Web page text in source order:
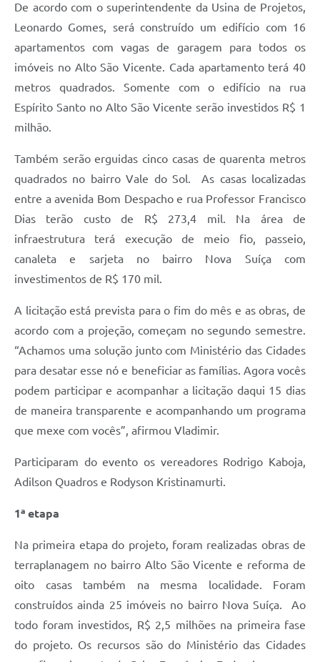
De acordo com o superintendente da Usina de Projetos,
Leonardo Gomes, será construído um edifício com 16
apartamentos com vagas de garagem para todos os
imóveis no Alto São Vicente. Cada apartamento terá 40
metros quadrados. Somente com o edifício na rua
Espírito Santo no Alto São Vicente serão investidos R$ 1
milhão.
Também serão erguidas cinco casas de quarenta metros
quadrados no bairro Vale do Sol. As casas localizadas
entre a avenida Bom Despacho e rua Professor Francisco
Dias terão custo de R$ 273,4 mil. Na área de
infraestrutura terá execução de meio fio, passeio,
canaleta e sarjeta no bairro Nova Suíça com
investimentos de R$ 170 mil.
A licitação está prevista para o fim do mês e as obras, de
acordo com a projeção, começam no segundo semestre.
“Achamos uma solução junto com Ministério das Cidades
para desatar esse nó e beneficiar as famílias. Agora vocês
podem participar e acompanhar a licitação daqui 15 dias
de maneira transparente e acompanhando um programa
que mexe com vocês”, afirmou Vladimir.
Participaram do evento os vereadores Rodrigo Kaboja,
Adilson Quadros e Rodyson Kristinamurti.
1ª etapa
Na primeira etapa do projeto, foram realizadas obras de
terraplanagem no bairro Alto São Vicente e reforma de
oito casas também na mesma localidade. Foram
construídos ainda 25 imóveis no bairro Nova Suíça. Ao
todo foram investidos, R$ 2,5 milhões na primeira fase
do projeto. Os recursos são do Ministério das Cidades